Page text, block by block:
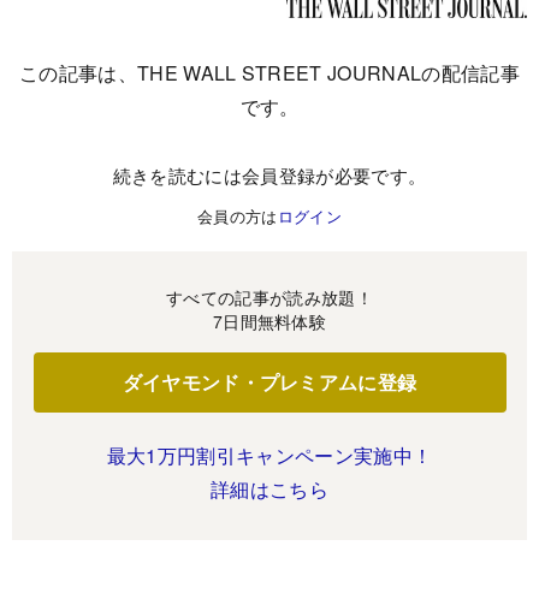
この記事は、THE WALL STREET JOURNALの配信記事
です。
続きを読むには会員登録が必要です。
会員の方は ログイン
すべての記事が読み放題！
7日間無料体験
ダイヤモンド・プレミアムに登録
最大1万円割引キャンペーン実施中！
詳細はこちら